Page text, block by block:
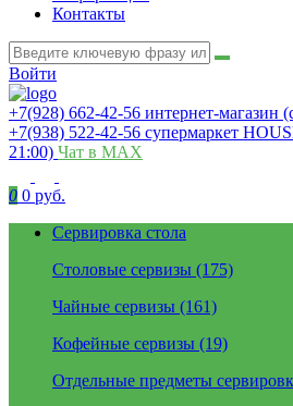
Контакты
Войти
+7(928) 662-42-56 интернет-магазин
+7(938) 522-42-56 супермаркет
21:00) Чат в MAX
0 0 руб.
Сервировка стола
Столовые сервизы (175)
Чайные сервизы (161)
Кофейные сервизы (19)
Отдельные предметы